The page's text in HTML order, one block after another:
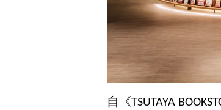
自《TSUTAYA